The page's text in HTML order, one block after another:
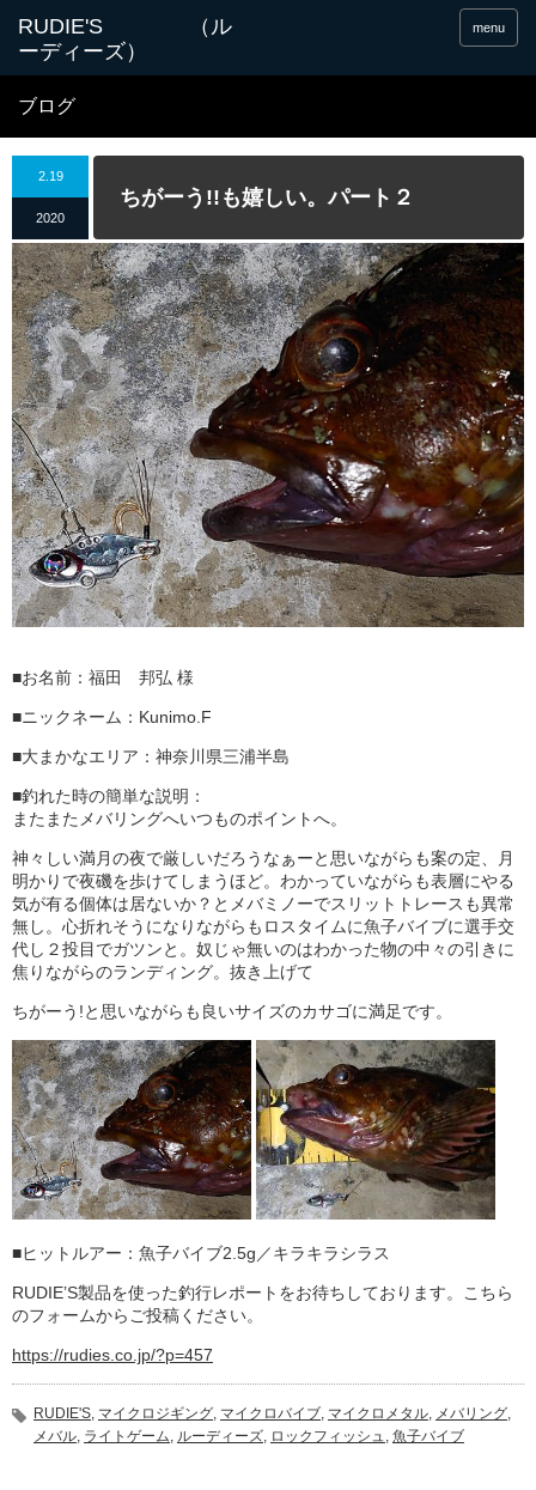
menu
ブログ
2.19
2020
ちがーう!!も嬉しい。パート２
■お名前：福田 邦弘 様
■ニックネーム：Kunimo.F
■大まかなエリア：神奈川県三浦半島
■釣れた時の簡単な説明：
またまたメバリングへいつものポイントへ。
神々しい満月の夜で厳しいだろうなぁーと思いながらも案の定、月
明かりで夜磯を歩けてしまうほど。わかっていながらも表層にやる
気が有る個体は居ないか？とメバミノーでスリットトレースも異常
無し。心折れそうになりながらもロスタイムに魚子バイブに選手交
代し２投目でガツンと。奴じゃ無いのはわかった物の中々の引きに
焦りながらのランディング。抜き上げて
ちがーう!と思いながらも良いサイズのカサゴに満足です。
■ヒットルアー：魚子バイブ2.5g／キラキラシラス
RUDIE’S製品を使った釣行レポートをお待ちしております。こちら
のフォームからご投稿ください。
https://rudies.co.jp/?p=457
RUDIE'S, マイクロジギング, マイクロバイブ, マイクロメタル, メバリング,
メバル, ライトゲーム, ルーディーズ, ロックフィッシュ, 魚子バイブ